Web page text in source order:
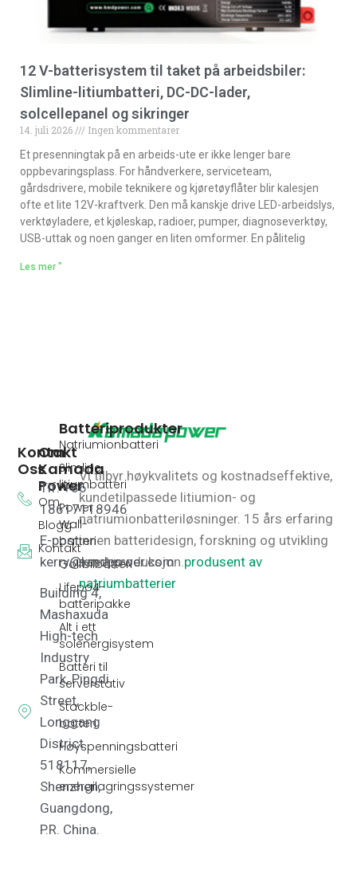
12 V-batterisystem til taket på arbeidsbiler:
Slimline-litiumbatteri, DC-DC-lader,
solcellepanel og sikringer
14. juli 2026
Ingen kommentarer
Et presenningtak på en arbeids-ute er ikke lenger bare
oppbevaringsplass. For håndverkere, serviceteam,
gårdsdrivere, mobile teknikere og kjøretøyflåter blir kalesjen
ofte et lite 12V-kraftverk. Den må kanskje drive LED-arbeidslys,
verktøyladere, et kjøleskap, radioer, pumper, diagnoseverktøy,
USB-uttak og noen ganger en liten omformer. En pålitelig
Les mer "
Vi tilbyr høykvalitets og kostnadseffektive,
kundetilpassede litiumion- og
natriumionbatteriløsninger. 15 års erfaring
innen batteridesign, forskning og utvikling
samt produksjon.produsent av
natriumbatterier
Batteriprodukter
Natriumionbatteri
Slimline
litiumbatteri
Power
Wall-
batteri
Golfbilbatteri
Lifepo4-
batteripakke
Alt i ett
solenergisystem
Batteri til
serverstativ
Stackble-
batteri
Høyspenningsbatteri
Kommersielle
energilagringssystemer
Om
Kamada
Power
Om
Blogg
Kontakt
Kontakt
Oss
Tlf: +86
18617118946
E-post:
kerry@kmdpower.com
Building 4,
Mashaxuda
High-tech
Industry
Park, Pingdi
Street,
Longgang
District
518117,
Shenzhen,
Guangdong,
P.R. China.